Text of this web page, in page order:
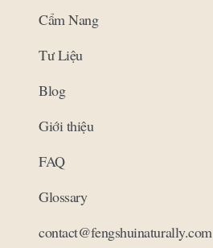
Cẩm Nang
Tư Liệu
Blog
Giới thiệu
FAQ
Glossary
contact@fengshuinaturally.com